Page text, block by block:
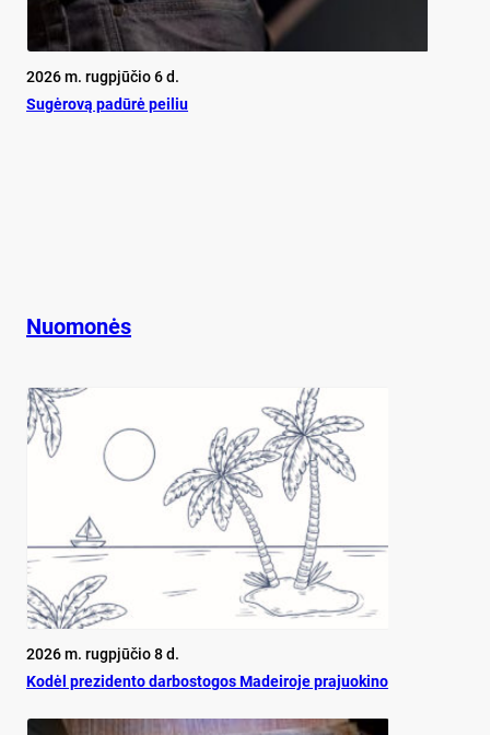
2026 m. rugpjūčio 6 d.
Su­gė­ro­vą pa­dū­rė pei­liu
Nuomonės
2026 m. rugpjūčio 8 d.
Ko­dėl pre­zi­den­to dar­bos­to­gos Ma­dei­ro­je pra­juo­ki­no